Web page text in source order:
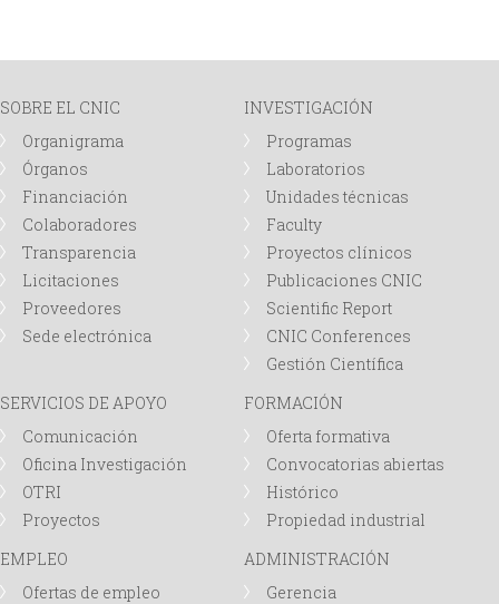
SOBRE EL CNIC
Organigrama
Órganos
Financiación
Colaboradores
Transparencia
Licitaciones
Proveedores
Sede electrónica
INVESTIGACIÓN
Programas
Laboratorios
Unidades técnicas
Faculty
Proyectos clínicos
Publicaciones CNIC
Scientific Report
CNIC Conferences
Gestión Científica
SERVICIOS DE APOYO
Comunicación
Oficina Investigación
OTRI
Proyectos
FORMACIÓN
Oferta formativa
Convocatorias abiertas
Histórico
Propiedad industrial
EMPLEO
Ofertas de empleo
ADMINISTRACIÓN
Gerencia